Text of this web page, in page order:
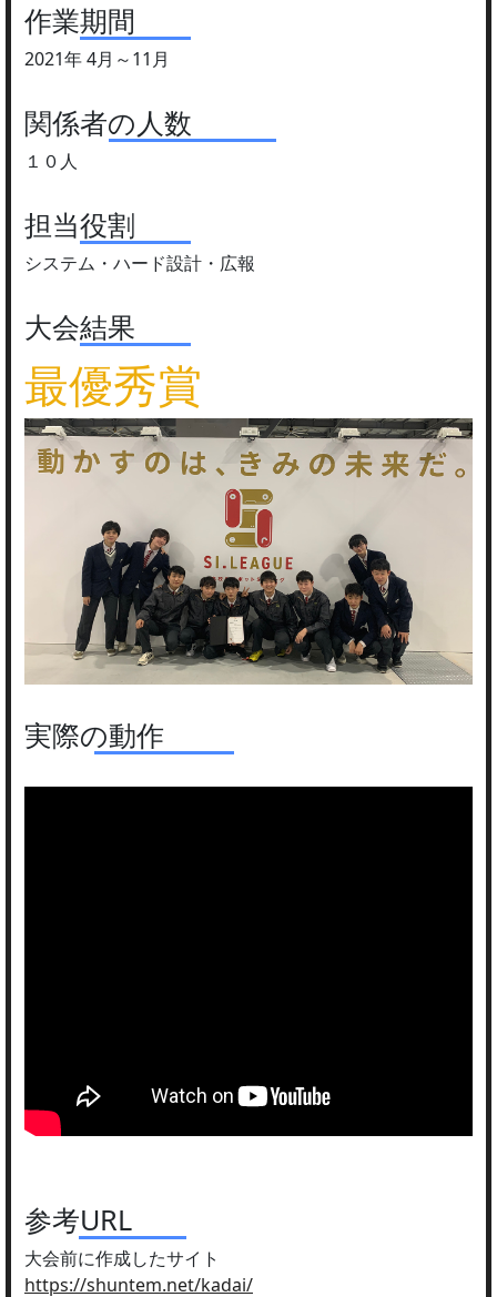
作業期間
2021年 4月～11月
関係者の人数
１０人
担当役割
システム・ハード設計・広報
大会結果
最優秀賞
実際の動作
参考URL
大会前に作成したサイト
https://shuntem.net/kadai/